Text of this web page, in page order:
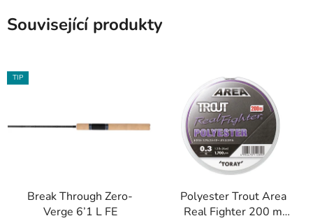
Související produkty
TIP
Break Through Zero-
Verge 6’1 L FE
Polyester Trout Area
Real Fighter 200 m